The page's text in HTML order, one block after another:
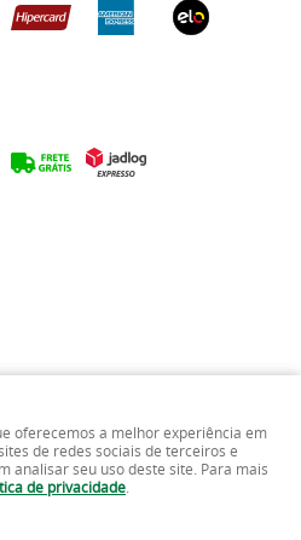
oferecemos a melhor experiência em
de redes sociais de terceiros e
analisar seu uso deste site. Para mais
de privacidade